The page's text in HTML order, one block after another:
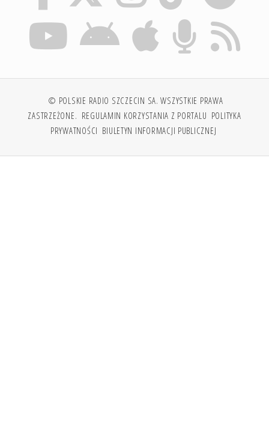
© POLSKIE RADIO SZCZECIN SA. WSZYSTKIE PRAWA
ZASTRZEŻONE. REGULAMIN KORZYSTANIA Z PORTALU POLITYKA
PRYWATNOŚCI BIULETYN INFORMACJI PUBLICZNEJ